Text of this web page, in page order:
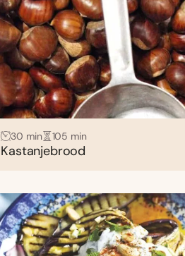
30 min 105 min
Kastanjebrood